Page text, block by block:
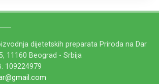
dijetetskih preparata Priroda na Dar
11160 Beograd - Srbija
109224979